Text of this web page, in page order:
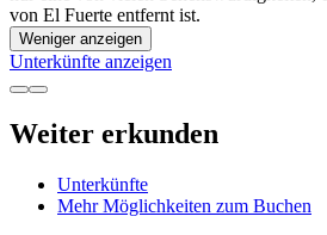
von El Fuerte entfernt ist.
Weniger anzeigen
Unterkünfte anzeigen
Weiter erkunden
Unterkünfte
Mehr Möglichkeiten zum Buchen